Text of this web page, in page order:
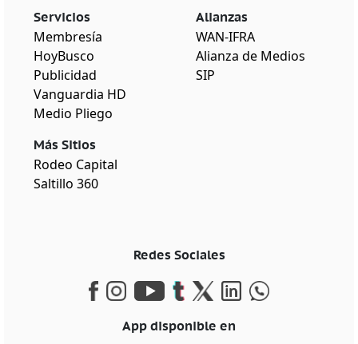
Servicios
Membresía
HoyBusco
Publicidad
Vanguardia HD
Medio Pliego
Más Sitios
Rodeo Capital
Saltillo 360
Alianzas
WAN-IFRA
Alianza de Medios
SIP
Redes Sociales
App disponible en